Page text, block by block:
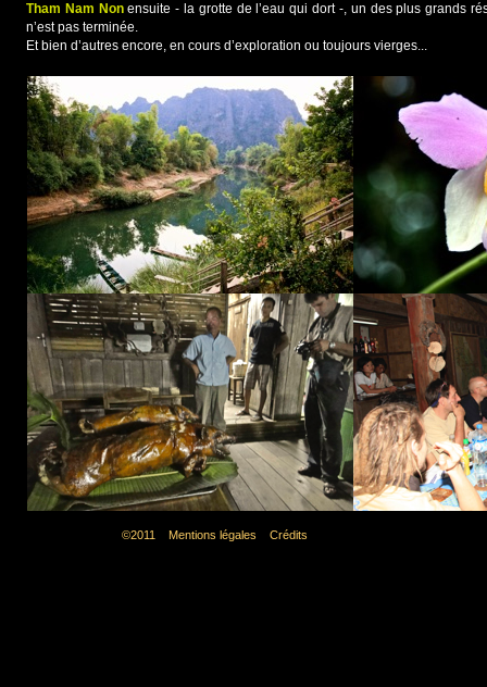
Tham Nam Nonensuite - la grotte de l’eau qui dort -, un des plus grands
n’est pas terminée.
Et bien d’autres encore, en cours d’exploration ou toujours vierges...
©2011 Mentions légales Crédits